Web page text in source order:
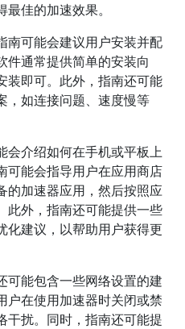
佳的加速效果。
南可能会建议用户安装并配
件通常提供简单的安装向
装即可。此外，指南还可能
，如连接问题、速度慢等
会介绍如何在手机或平板上
可能会指导用户在应用商店
的加速器应用，然后按照应
此外，指南还可能提供一些
化建议，以帮助用户获得更
可能包含一些网络设置的建
户在使用加速器时关闭或禁
干扰。同时，指南还可能提